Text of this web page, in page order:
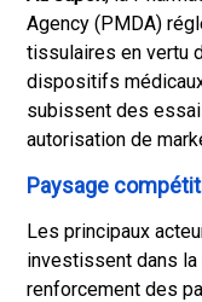
Agency (PMDA)
tissulaires en vertu
dispositifs
subissent des
autorisation de
Paysage
Les principaux
investissent dans
renforcement des